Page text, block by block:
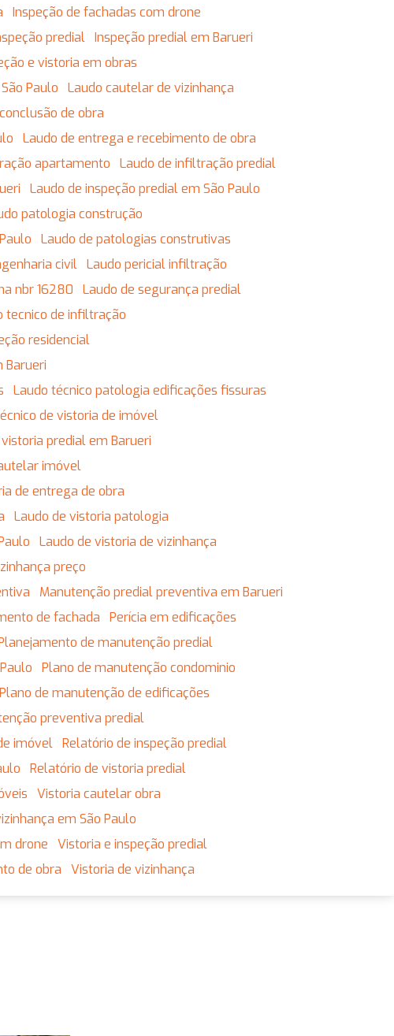
Inspeção de fachadas com drone
predial
Inspeção predial em Barueri
e vistoria em obras
Paulo
Laudo cautelar de vizinhança
conclusão de obra
Laudo de entrega e recebimento de obra
apartamento
Laudo de infiltração predial
Laudo de inspeção predial em São Paulo
patologia construção
Laudo de patologias construtivas
civil
Laudo pericial infiltração
nbr 16280
Laudo de segurança predial
tecnico de infiltração
residencial
Barueri
Laudo técnico patologia edificações fissuras
de vistoria de imóvel
vistoria predial em Barueri
imóvel
de entrega de obra
Laudo de vistoria patologia
Laudo de vistoria de vizinhança
preço
Manutenção predial preventiva em Barueri
de fachada
Perícia em edificações
Planejamento de manutenção predial
Plano de manutenção condominio
Plano de manutenção de edificações
preventiva predial
imóvel
Relatório de inspeção predial
Relatório de vistoria predial
Vistoria cautelar obra
em São Paulo
drone
Vistoria e inspeção predial
de obra Vistoria de vizinhança